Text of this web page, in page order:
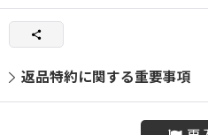
返品特約に関する重要事項